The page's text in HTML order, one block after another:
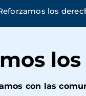
los
con las